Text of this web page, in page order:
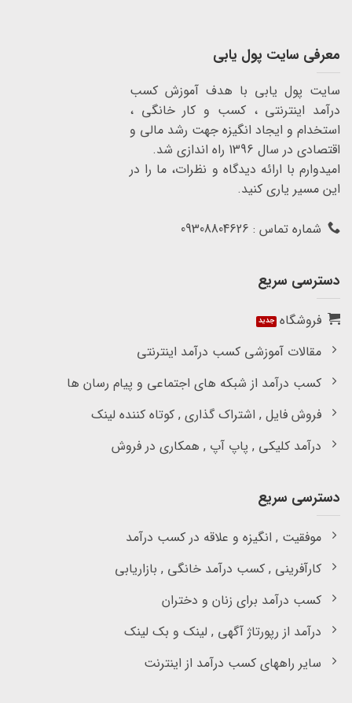
معرفی سایت پول یابی
سایت پول یابی با هدف آموزش کسب
درآمد اینترنتی ، کسب و کار خانگی ،
استخدام و ایجاد انگیزه جهت رشد مالی و
اقتصادی در سال 1396 راه اندازی شد.
امیدوارم با ارائه دیدگاه و نظرات، ما را در
این مسیر یاری کنید.
شماره تماس : 09308804626
دسترسی سریع
فروشگاه
مقالات آموزشی کسب درآمد اینترنتی
کسب درآمد از شبکه های اجتماعی و پیام رسان ها
فروش فایل , اشتراک گذاری , کوتاه کننده لینک
درآمد کلیکی , پاپ آپ , همکاری در فروش
دسترسی سریع
موفقیت , انگیزه و علاقه در کسب درآمد
کارآفرینی , کسب درآمد خانگی , بازاریابی
کسب درآمد برای زنان و دختران
درآمد از رپورتاژ آگهی , لینک و بک لینک
سایر راههای کسب درآمد از اینترنت